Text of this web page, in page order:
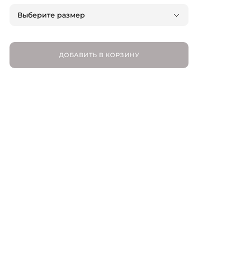
Выберите размер
FR 36 | RU 42ДОБАВИТЬ В КОРЗИНУ